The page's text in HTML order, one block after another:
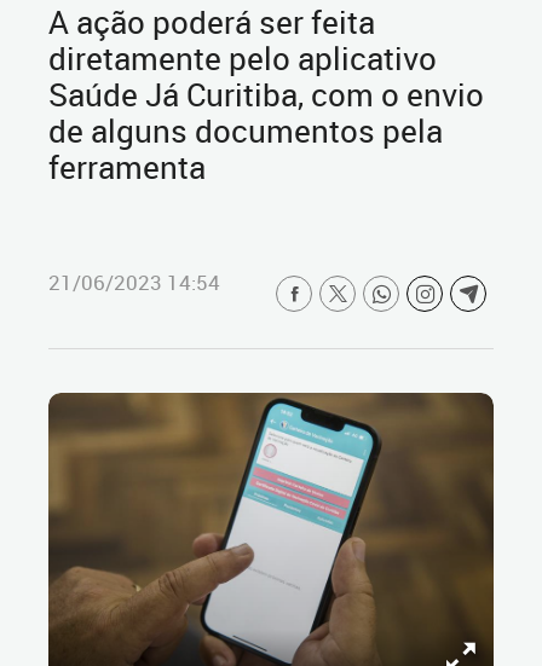
A ação poderá ser feita
diretamente pelo aplicativo
Saúde Já Curitiba, com o envio
de alguns documentos pela
ferramenta
21/06/2023 14:54